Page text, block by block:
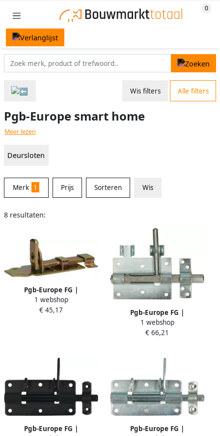
Wis filters Alle filters
Pgb-Europe smart home
Meer lezen
Deursloten
Merk 1 Prijs Sorteren Wis
8 resultaten:
Pgb-Europe FG |
Hangslotschuif vlak
55x2x140 ZnGeel | 10 st
1 webshop
€ 45,17
Pgb-Europe FG |
Hangslotgrendel 15mm
70x100 Zn | 12 st
1 webshop
€ 66,21
Pgb-Europe FG |
Pgb-Europe FG |